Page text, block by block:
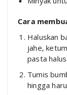
Cara
Haluskan
jahe,
pasta halus.
Tumis
hingga